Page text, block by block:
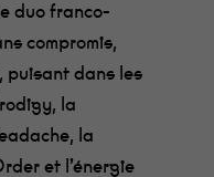
duo franco-
compromis,
puisant dans les
la
la
et l’énergie